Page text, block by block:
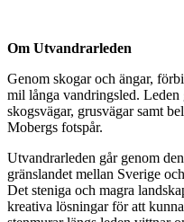
Beskrivning
Om Utvandrarleden
Genom skogar och ängar,
mil långa vandringsled. Leden
skogsvägar, grusvägar samt
Mobergs fotspår.
Utvandrarleden går genom
gränslandet mellan Sverige
Det steniga och magra
kreativa lösningar för att